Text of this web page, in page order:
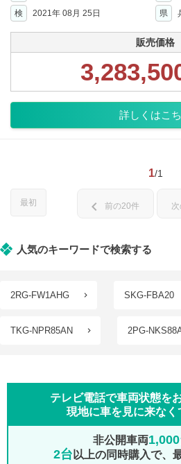
検
2021年 08月 25日 県
販売価格
詳しくはこ
1/1
最初 chevron_left 前の20件
人気のキーワードで検索する
2RG-FW1AHG SKG-FBA20
TKG-NPR85AN 2PG-
テレビ電話で車両状態を
現地に車を見に来なく
非公開車両
2台 以上の同時購入で、